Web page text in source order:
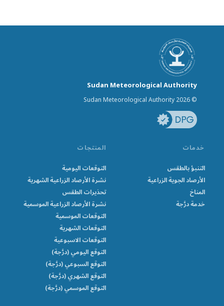
Sudan Meteorological Authority
© Sudan Meteorological Authority 2026
خدمات
التنبؤ بالطقس
الأرصاد الجوية الزراعية
المناخ
خدمة درَّجة
المنتجات
التوقعات اليومية
نشرة الأرصاد الزراعية الشهرية
تحذيرات الطقس
نشرة الأرصاد الزراعية الموسمية
التوقعات الموسمية
التوقعات الشهرية
التوقعات الاسبوعية
التوقع اليومي (درَّجة)
التوقع السبوعي (درَّجة)
التوقع الشهري (درَّجة)
التوقع الموسمي (درَّجة)